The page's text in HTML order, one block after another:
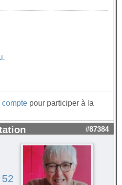
compte pour participer à la
#87384